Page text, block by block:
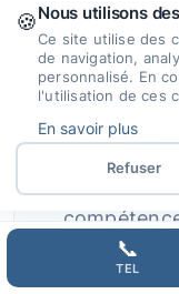
Nous
de sites
📞
TEL
🍪Nous utilisons
Ce site utilise des
de navigation,
personnalisé. En
l'utilisation de ces
En savoir plus
Refuser